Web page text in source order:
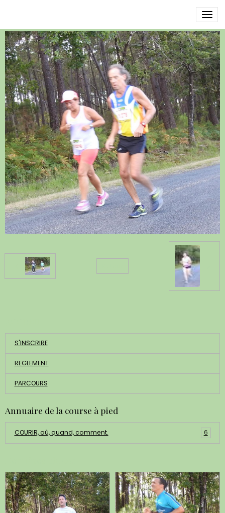
S'INSCRIRE
REGLEMENT
PARCOURS
Annuaire de la course à pied
COURIR, où, quand, comment. 6